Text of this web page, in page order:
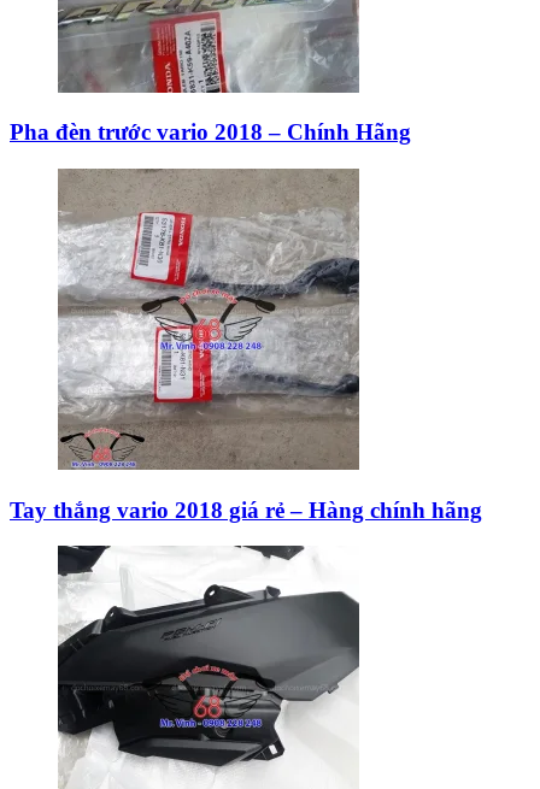
Pha đèn trước vario 2018 – Chính Hãng
Tay thắng vario 2018 giá rẻ – Hàng chính hãng